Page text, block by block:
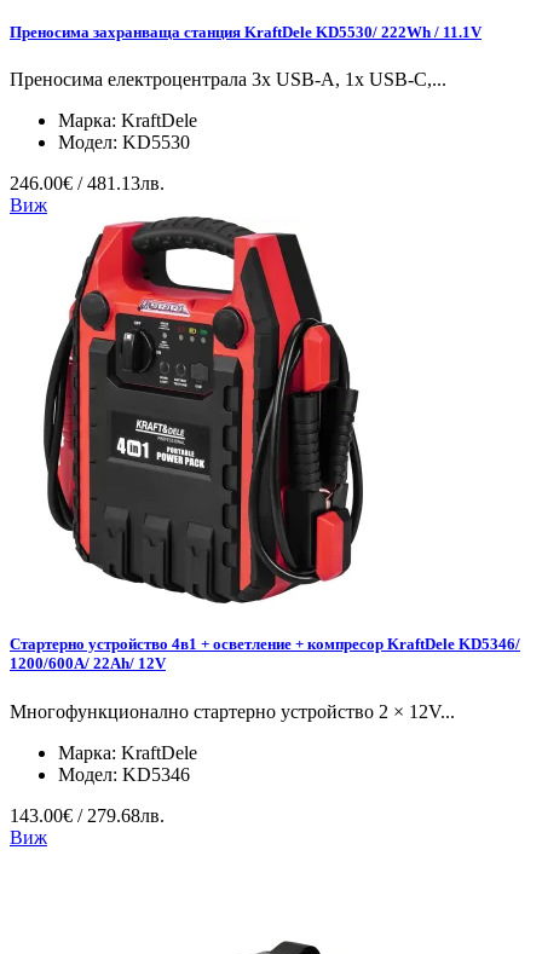
Преносима захранваща станция KraftDele KD5530/ 222Wh / 11.1V
Преносима електроцентрала 3x USB-A, 1x USB-C,...
Марка: KraftDele
Модел: KD5530
246.00€ / 481.13лв.
Виж
Стартерно устройство 4в1 + осветление + компресор KraftDele KD5346/
1200/600A/ 22Ah/ 12V
Многофункционално стартерно устройство 2 × 12V...
Марка: KraftDele
Модел: KD5346
143.00€ / 279.68лв.
Виж